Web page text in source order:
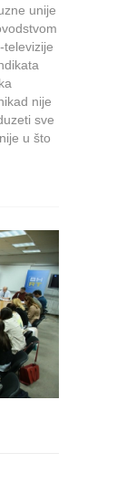
unije
televizije
nije
sve
u što